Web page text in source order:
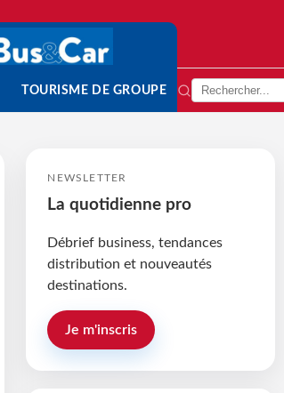
TOURISME DE GROUPE
NEWSLETTER
La quotidienne pro
Débrief business, tendances
distribution et nouveautés
destinations.
Je m'inscris